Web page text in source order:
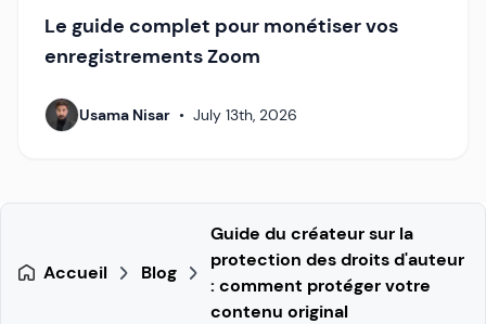
Le guide complet pour monétiser vos
enregistrements Zoom
Usama Nisar • July 13th, 2026
Accueil Blog
Guide du créateur sur la
protection des droits d'auteur
: comment protéger votre
contenu original